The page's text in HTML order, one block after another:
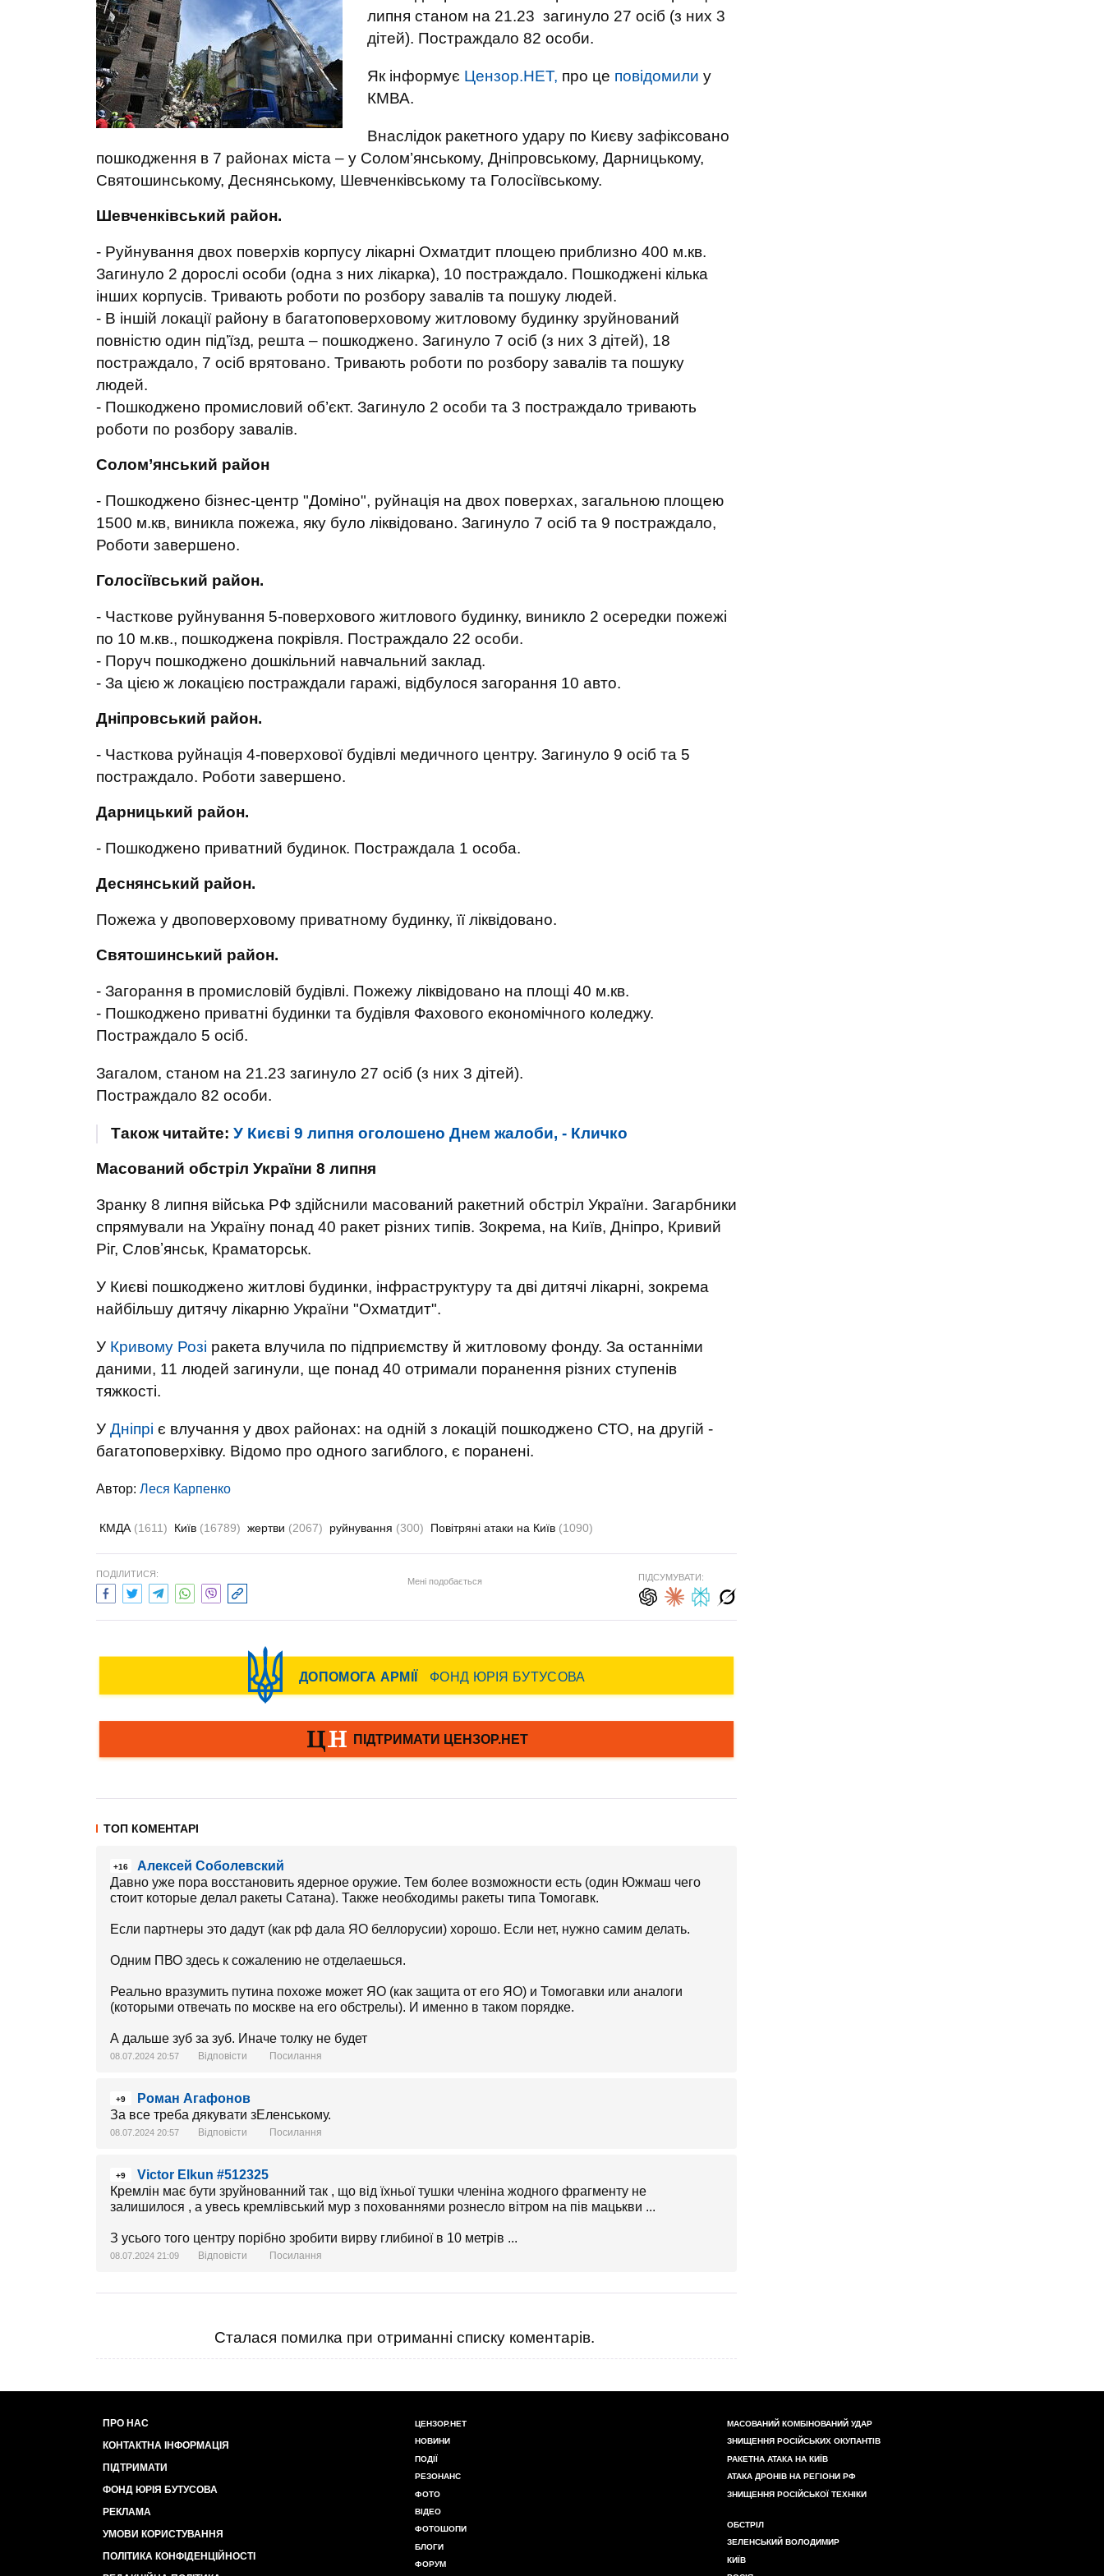
липня станом на 21.23 загинуло 27 осіб (з них 3
дітей). Постраждало 82 особи.
Як інформує Цензор.НЕТ, про це повідомили у
КМВА.
Внаслідок ракетного удару по Києву зафіксовано
пошкодження в 7 районах міста – у Солом’янському, Дніпровському, Дарницькому,
Святошинському, Деснянському, Шевченківському та Голосіївському.
Шевченківський район.
- Руйнування двох поверхів корпусу лікарні Охматдит площею приблизно 400 м.кв.
Загинуло 2 дорослі особи (одна з них лікарка), 10 постраждало. Пошкоджені кілька
інших корпусів. Тривають роботи по розбору завалів та пошуку людей.
- В іншій локації району в багатоповерховому житловому будинку зруйнований
повністю один під’їзд, решта – пошкоджено. Загинуло 7 осіб (з них 3 дітей), 18
постраждало, 7 осіб врятовано. Тривають роботи по розбору завалів та пошуку
людей.
- Пошкоджено промисловий об’єкт. Загинуло 2 особи та 3 постраждало тривають
роботи по розбору завалів.
Солом’янський район
- Пошкоджено бізнес-центр "Доміно", руйнація на двох поверхах, загальною площею
1500 м.кв, виникла пожежа, яку було ліквідовано. Загинуло 7 осіб та 9 постраждало,
Роботи завершено.
Голосіївський район.
- Часткове руйнування 5-поверхового житлового будинку, виникло 2 осередки пожежі
по 10 м.кв., пошкоджена покрівля. Постраждало 22 особи.
- Поруч пошкоджено дошкільний навчальний заклад.
- За цією ж локацією постраждали гаражі, відбулося загорання 10 авто.
Дніпровський район.
- Часткова руйнація 4-поверхової будівлі медичного центру. Загинуло 9 осіб та 5
постраждало. Роботи завершено.
Дарницький район.
- Пошкоджено приватний будинок. Постраждала 1 особа.
Деснянський район.
Пожежа у двоповерховому приватному будинку, її ліквідовано.
Святошинський район.
- Загорання в промисловій будівлі. Пожежу ліквідовано на площі 40 м.кв.
- Пошкоджено приватні будинки та будівля Фахового економічного коледжу.
Постраждало 5 осіб.
Загалом, станом на 21.23 загинуло 27 осіб (з них 3 дітей).
Постраждало 82 особи.
Також читайте: У Києві 9 липня оголошено Днем жалоби, - Кличко
Масований обстріл України 8 липня
Зранку 8 липня війська РФ здійснили масований ракетний обстріл України. Загарбники
спрямували на Україну понад 40 ракет різних типів. Зокрема, на Київ, Дніпро, Кривий
Ріг, Словʼянськ, Краматорськ.
У Києві пошкоджено житлові будинки, інфраструктуру та дві дитячі лікарні, зокрема
найбільшу дитячу лікарню України "Охматдит".
У Кривому Розі ракета влучила по підприємству й житловому фонду. За останніми
даними, 11 людей загинули, ще понад 40 отримали поранення різних ступенів
тяжкості.
У Дніпрі є влучання у двох районах: на одній з локацій пошкоджено СТО, на другій -
багатоповерхівку. Відомо про одного загиблого, є поранені.
Автор: Леся Карпенко
КМДА (1611) Київ (16789) жертви (2067) руйнування (300) Повітряні атаки на Київ (1090)
ПОДІЛИТИСЯ:
Мені подобається ПІДСУМУВАТИ:
ТОП КОМЕНТАРІ
+16
Алексей Соболевский
Давно уже пора восстановить ядерное оружие. Тем более возможности есть (один Южмаш чего
стоит которые делал ракеты Сатана). Также необходимы ракеты типа Томогавк.
Если партнеры это дадут (как рф дала ЯО беллорусии) хорошо. Если нет, нужно самим делать.
Одним ПВО здесь к сожалению не отделаешься.
Реально вразумить путина похоже может ЯО (как защита от его ЯО) и Томогавки или аналоги
(которыми отвечать по москве на его обстрелы). И именно в таком порядке.
А дальше зуб за зуб. Иначе толку не будет
08.07.2024 20:57 Відповісти Посилання
+9
Роман Агафонов
За все треба дякувати зЕленському.
08.07.2024 20:57 Відповісти Посилання
+9
Victor Elkun #512325
Кремлін має бути зруйнованний так , що від їхньої тушки членіна жодного фрагменту не
залишилося , а увесь кремлівський мур з похованнями рознесло вітром на пів мацькви ...
З усього того центру порібно зробити вирву глибиної в 10 метрів ...
08.07.2024 21:09 Відповісти Посилання
Сталася помилка при отриманні списку коментарів.
ПРО НАС
КОНТАКТНА ІНФОРМАЦІЯ
ПІДТРИМАТИ
ФОНД ЮРІЯ БУТУСОВА
РЕКЛАМА
УМОВИ КОРИСТУВАННЯ
ПОЛІТИКА КОНФІДЕНЦІЙНОСТІ
ЦЕНЗОР.НЕТ
НОВИНИ
ПОДІЇ
РЕЗОНАНС
ФОТО
ВІДЕО
ФОТОШОПИ
БЛОГИ
ФОРУМ
МАСОВАНИЙ КОМБІНОВАНИЙ УДАР
ЗНИЩЕННЯ РОСІЙСЬКИХ ОКУПАНТІВ
РАКЕТНА АТАКА НА КИЇВ
АТАКА ДРОНІВ НА РЕГІОНИ РФ
ЗНИЩЕННЯ РОСІЙСЬКОЇ ТЕХНІКИ
ОБСТРІЛ
ЗЕЛЕНСЬКИЙ ВОЛОДИМИР
КИЇВ